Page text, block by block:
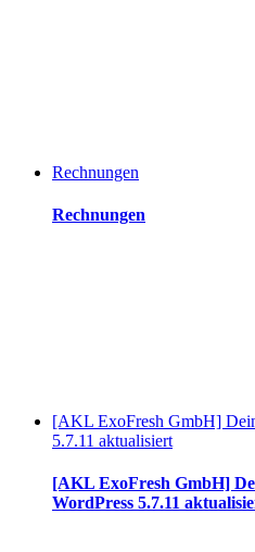
Rechnungen
Rechnungen
[AKL ExoFresh GmbH]
5.7.11 aktualisiert
[AKL ExoFresh GmbH]
WordPress 5.7.11